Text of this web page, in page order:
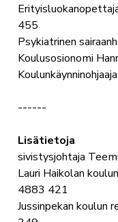
455
Psykiatrinen
Koulusosionomi
Koulunkäynninohjaaja
------
Lisätietoja
sivistysjohtaja
Lauri Haikolan
4883 421
Jussinpekan koulun